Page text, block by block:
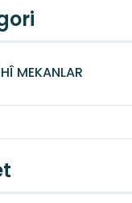
MEKANLAR